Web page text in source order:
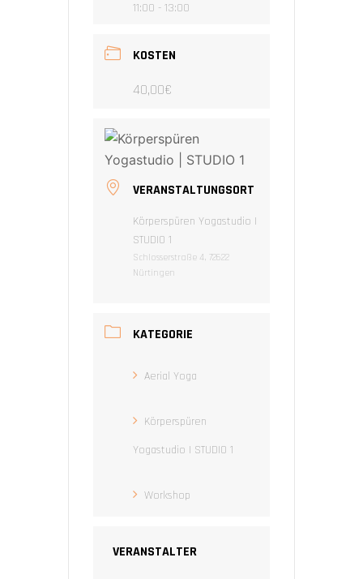
11:00 - 13:00
KOSTEN
40,00€
VERANSTALTUNGSORT
Körperspüren Yogastudio |
STUDIO 1
Schlosserstraße 4, 72622
Nürtingen
KATEGORIE
Aerial Yoga
Körperspüren
Yogastudio | STUDIO 1
Workshop
VERANSTALTER